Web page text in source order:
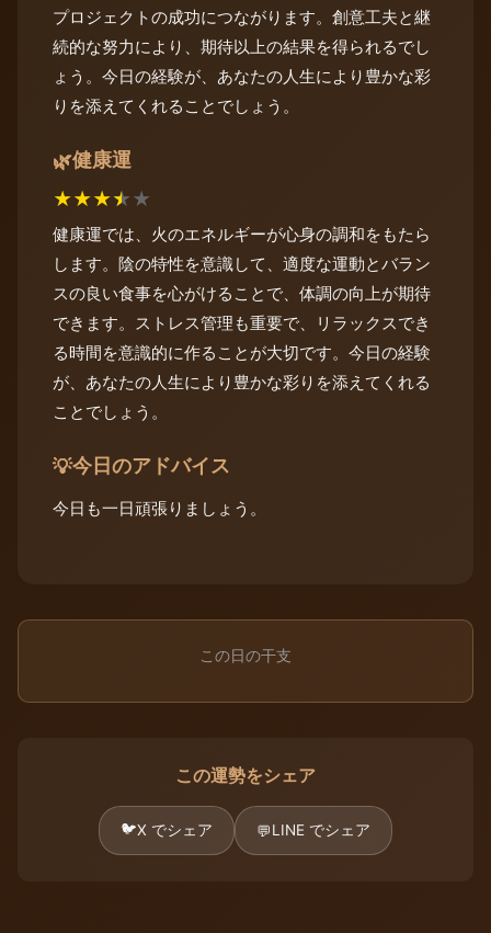
プロジェクトの成功につながります。創意工夫と継
続的な努力により、期待以上の結果を得られるでし
ょう。今日の経験が、あなたの人生により豊かな彩
りを添えてくれることでしょう。
🌿健康運
★★★★★
健康運では、火のエネルギーが心身の調和をもたら
します。陰の特性を意識して、適度な運動とバラン
スの良い食事を心がけることで、体調の向上が期待
できます。ストレス管理も重要で、リラックスでき
る時間を意識的に作ることが大切です。今日の経験
が、あなたの人生により豊かな彩りを添えてくれる
ことでしょう。
💡今日のアドバイス
今日も一日頑張りましょう。
この日の干支
この運勢をシェア
🐦X でシェア 💬LINE でシェア